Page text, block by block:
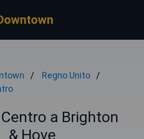
Regno Unito
a Brighton
& Hove